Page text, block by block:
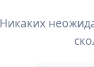
Никаких